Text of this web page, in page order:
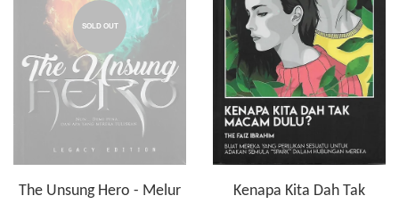
SOLD OUT
The Unsung Hero - Melur
Kenapa Kita Dah Tak